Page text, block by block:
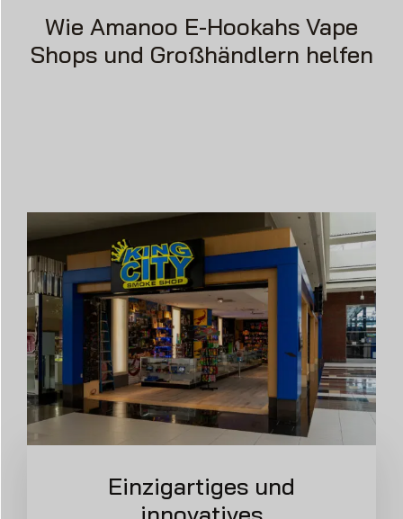
Wie Amanoo E-Hookahs Vape
Shops und Großhändlern helfen
Einzigartiges und